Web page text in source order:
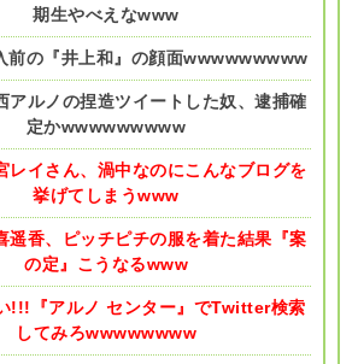
期生やべえなwww
前の『井上和』の顔面wwwwwwwww
アルノの捏造ツイートした奴、逮捕確
定かwwwwwwwww
レイさん、渦中なのにこんなブログを
挙げてしまうwww
遥香、ピッチピチの服を着た結果『案
の定』こうなるwww
!!!『アルノ センター』でTwitter検索
してみろwwwwwwww